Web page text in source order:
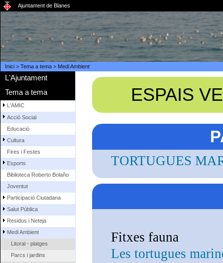
Ajuntament de Blanes
Inici> Tema a tema> Medi Ambient
L'Ajuntament
Tema a tema
L'AMIC
Acció Social
Educació
Cultura
Fires i Festes
Esports
Biblioteca Roberto Bolaño
Joventut
Participació Ciutadana
Salut Pública
Residus i Neteja
Medi Ambient
Litoral - platges
Parcs i jardins
ESPAIS
TORTUGUES
Fitxes fauna
Les tortugues